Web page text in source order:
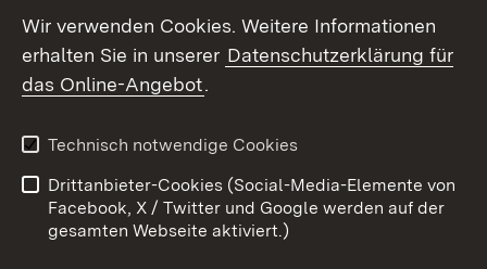
Wir verwenden Cookies. Weitere Informationen
erhalten Sie in unserer Datenschutzerklärung für
das Online-Angebot.
Technisch notwendige Cookies
Drittanbieter-Cookies (Social-Media-Elemente von
Facebook, X / Twitter und Google werden auf der
gesamten Webseite aktiviert.)